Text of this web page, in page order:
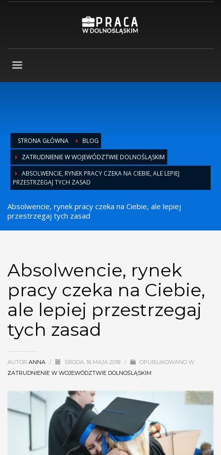
STRONA GŁÓWNA
BLOG
ZATRUDNIENIE W WOJEWÓDZTWIE DOLNOŚLĄSKIM
ABSOLWENCIE, RYNEK PRACY CZEKA NA CIEBIE, ALE LEPIEJ
PRZESTRZEGAJ TYCH ZASAD
Absolwencie, rynek pracy czeka na Ciebie, ale lepiej
przestrzegaj tych zasad
Absolwencie, rynek
pracy czeka na Ciebie,
ale lepiej przestrzegaj
tych zasad
AUTOR ANNA / ŚRODA, 16 MAJA 2018 /
OPUBLIKOWANO W
ZATRUDNIENIE W WOJEWÓDZTWIE DOLNOŚLĄSKIM